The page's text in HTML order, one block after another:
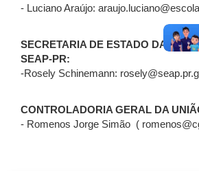
- Luciano Araújo:
SECRETARIA DE ESTADO DA
SEAP-PR:
-Rosely Schinemann:
CONTROLADORIA GERAL DA
- Romenos Jorge Simão (